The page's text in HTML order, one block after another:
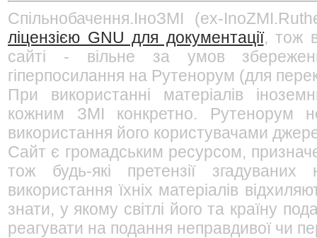
Спільнобачення.ІноЗМІ (ex-
ліцензією GNU для документації, тож
сайті - вільне за умов
гіперпосилання на Рутенорум (для
При використанні матеріалів
кожним ЗМІ конкретно. Рутенорум
використання його користувачами
Сайт є громадським ресурсом,
тож будь-які претензії
використання їхніх матеріалів
знати, у якому світлі його та країну
реагувати на подання неправдивої чи